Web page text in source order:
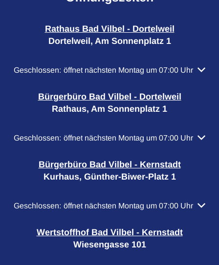
Rathaus Bad Vilbel - Dortelweil
Dortelweil, Am Sonnenplatz 1
Klicken, um weitere Öffnungs- oder Schließzeiten
Geschlossen: öffnet nächsten Montag um 07:00 Uhr
Bürgerbüro Bad Vilbel - Dortelweil
Rathaus, Am Sonnenplatz 1
Klicken, um weitere Öffnungs- oder Schließzeiten
Geschlossen: öffnet nächsten Montag um 07:00 Uhr
Bürgerbüro Bad Vilbel - Kernstadt
Kurhaus, Günther-Biwer-Platz 1
Klicken, um weitere Öffnungs- oder Schließzeiten
Geschlossen: öffnet nächsten Montag um 07:00 Uhr
Wertstoffhof Bad Vilbel - Kernstadt
Wiesengasse 101